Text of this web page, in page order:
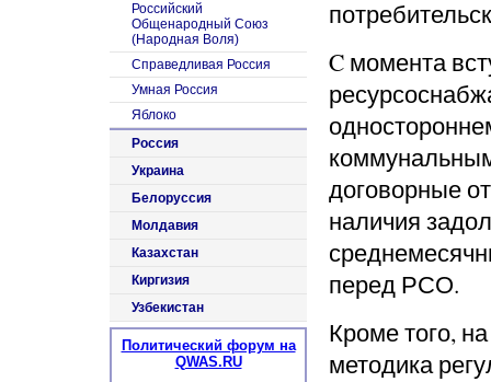
C момента
договорные
наличия
перед РСО.
Кроме того,
методика
Российский
Общенародный Союз
(Народная Воля)
Справедливая Россия
Умная Россия
Яблоко
Россия
Украина
Белоруссия
Молдавия
Казахстан
Киргизия
Узбекистан
Политический форум на
QWAS.RU